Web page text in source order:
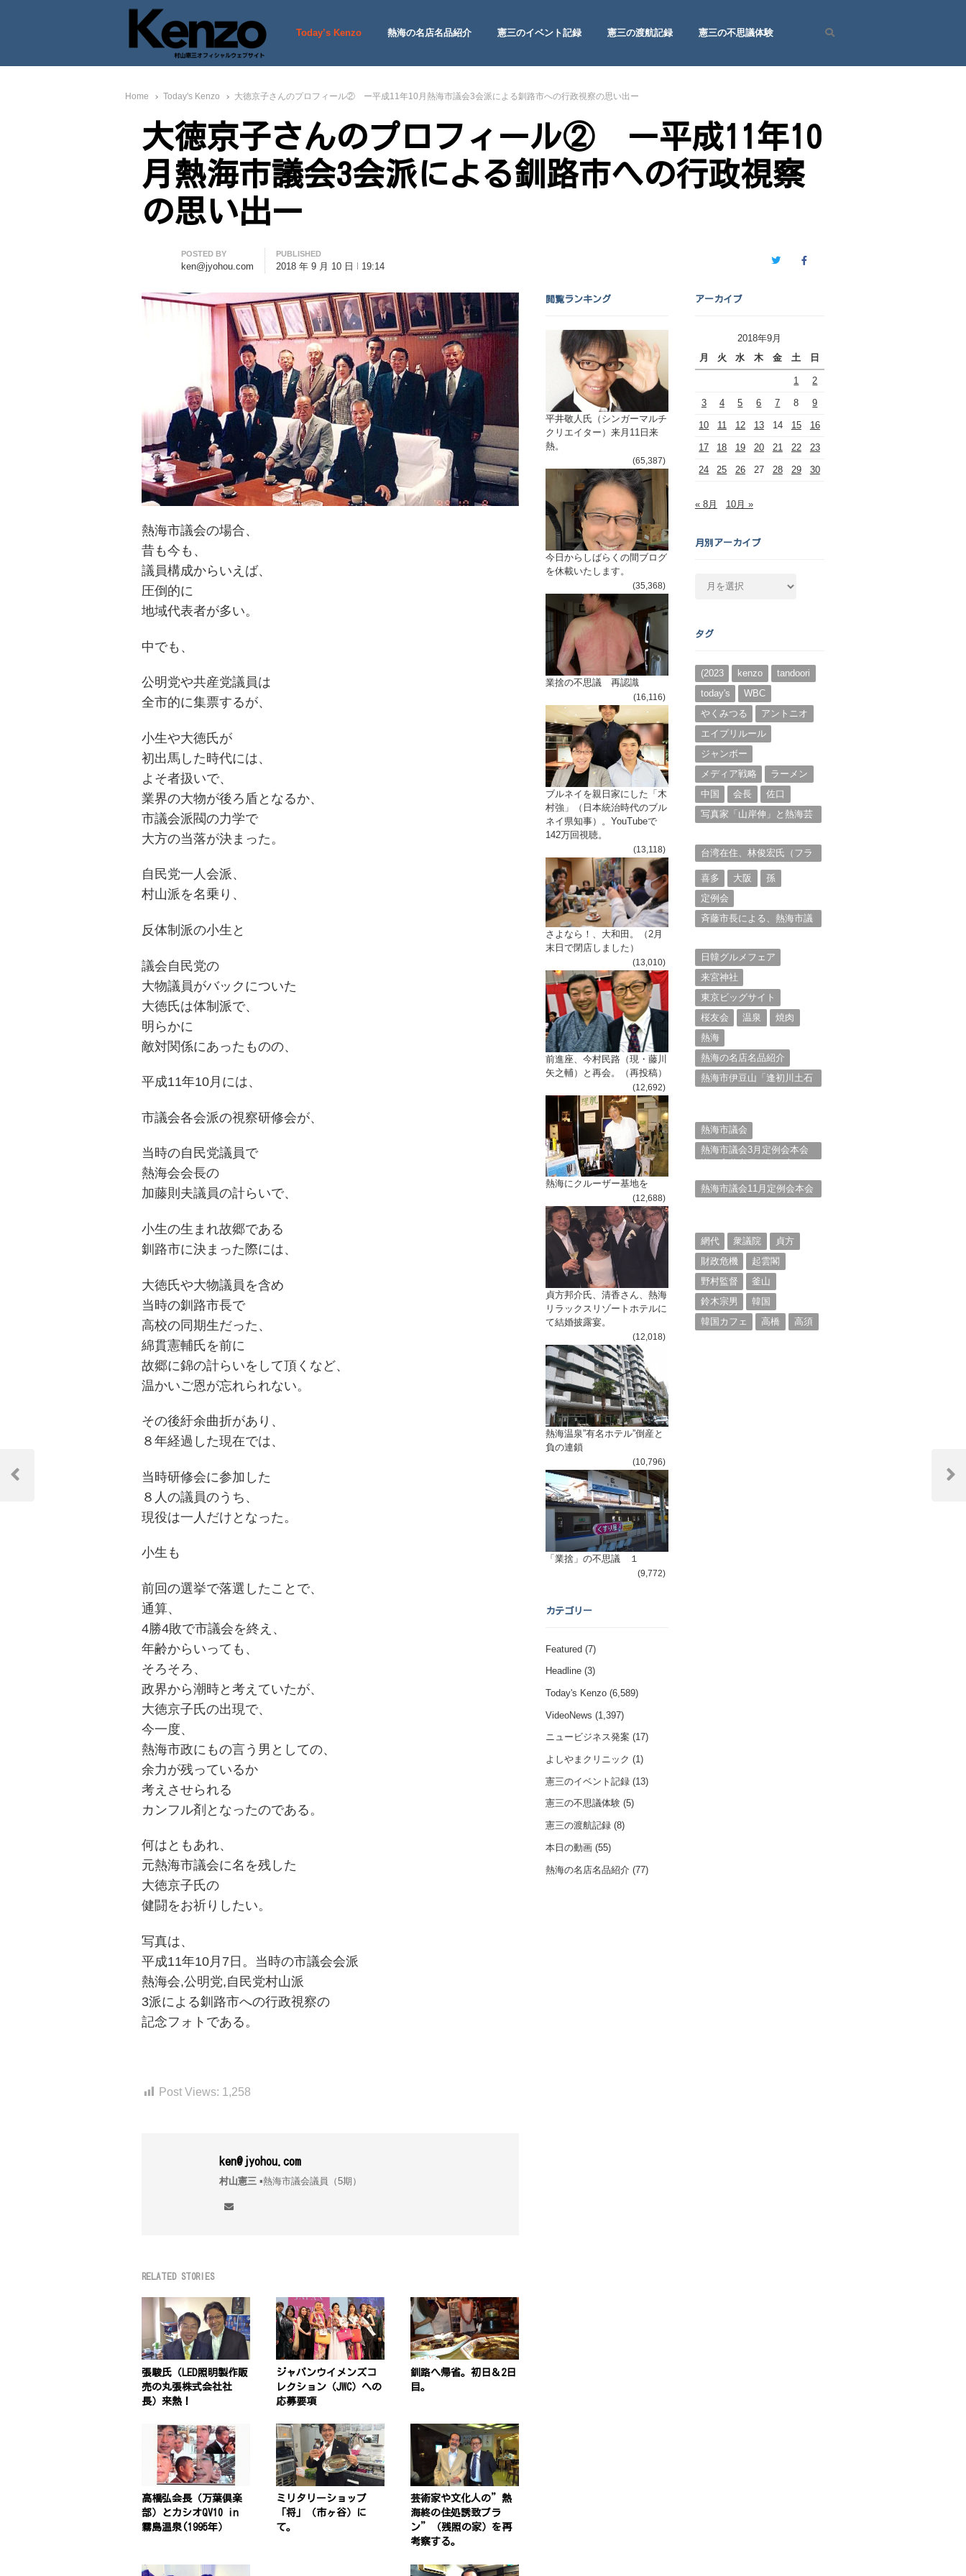
七転八起 – 村山憲三 Official Site
村山憲三ウェブサイト
Today’s Kenzo 熱海の名店名品紹介 憲三のイベント記録 憲三の渡航記録
憲三の不思議体験
Home Today's Kenzo 大徳京子さんのプロフィール② ー平成11年10月熱海市議会3会派による釧路市への行政視察の思い出ー
大徳京子さんのプロフィール② ー平成11年10
月熱海市議会3会派による釧路市への行政視察
の思い出ー
Author
POSTED BY
ken@jyohou.com
PUBLISHED
2018 年 9 月 10 日 19:14 TwitterFacebook
熱海市議会の場合、
昔も今も、
議員構成からいえば、
圧倒的に
地域代表者が多い。
中でも、
公明党や共産党議員は
全市的に集票するが、
小生や大徳氏が
初出馬した時代には、
よそ者扱いで、
業界の大物が後ろ盾となるか、
市議会派閥の力学で
大方の当落が決まった。
自民党一人会派、
村山派を名乗り、
反体制派の小生と
議会自民党の
大物議員がバックについた
大徳氏は体制派で、
明らかに
敵対関係にあったものの、
平成11年10月には、
市議会各会派の視察研修会が、
当時の自民党議員で
熱海会会長の
加藤則夫議員の計らいで、
小生の生まれ故郷である
釧路市に決まった際には、
大徳氏や大物議員を含め
当時の釧路市長で
高校の同期生だった、
綿貫憲輔氏を前に
故郷に錦の計らいをして頂くなど、
温かいご恩が忘れられない。
その後紆余曲折があり、
８年経過した現在では、
当時研修会に参加した
８人の議員のうち、
現役は一人だけとなった。
小生も
前回の選挙で落選したことで、
通算、
4勝4敗で市議会を終え、
年齢からいっても、
そろそろ、
政界から潮時と考えていたが、
大徳京子氏の出現で、
今一度、
熱海市政にもの言う男としての、
余力が残っているか
考えさせられる
カンフル剤となったのである。
何はともあれ、
元熱海市議会に名を残した
大徳京子氏の
健闘をお祈りしたい。
写真は、
平成11年10月7日。当時の市議会会派
熱海会,公明党,自民党村山派
3派による釧路市への行政視察の
記念フォトである。
Post Views: 1,258
ken@jyohou.com
村山憲三 ▪︎熱海市議会議員（5期）
RELATED STORIES
張駿氏（LED照明製作販
売の丸張株式会社社
長）来熱！
ジャパンウイメンズコ
レクション（JWC）への
応募要項
釧路へ帰省。初日＆2日
目。
高橋弘会長（万葉倶楽
部）とカシオQV10 in
霧島温泉(1995年）
ミリタリーショップ
「将」（市ヶ谷）に
て。
芸術家や文化人の”熱
海終の住処誘致プラ
ン”（残照の家）を再
考察する。
稿
Previous
Next
閲覧ランキング
平井敬人氏（シンガーマルチ
クリエイター）来月11日来
熱。
(65,387)
今日からしばらくの間ブログ
を休載いたします。
(35,368)
業捨の不思議 再認識
(16,116)
ブルネイを親日家にした「木
村強」（日本統治時代のブル
ネイ県知事）。YouTubeで
142万回視聴。
(13,118)
さよなら！、大和田。（2月
末日で閉店しました）
(13,010)
前進座、今村民路（現・藤川
矢之輔）と再会。（再投稿）
(12,692)
熱海にクルーザー基地を
(12,688)
貞方邦介氏、清香さん、熱海
リラックスリゾートホテルに
て結婚披露宴。
(12,018)
熱海温泉”有名ホテル”倒産と
負の連鎖
(10,796)
「業捨」の不思議 １
(9,772)
カテゴリー
Featured(7)
Headline(3)
Today's Kenzo(6,589)
VideoNews (1,397)
ニュービジネス発案 (17)
よしやまクリニック (1)
憲三のイベント記録(13)
憲三の不思議体験(5)
憲三の渡航記録(8)
本日の動画(55)
熱海の名店名品紹介(77)
アーカイブ
2018年9月
月
火 水 木 金 土 日
1 2
3 4 5 6 7 8 9
10 11 12 13 14 15 16
17 18 19 20 21 22 23
24 25 26 27 28 29 30
« 8月 10月 »
月別アーカイブ
カ
ブ
タグ
(2023 kenzo
tandoori
today's
WBC
やくみつる
アントニオ
エイプリルール
ジャンボー
メディア戦略
ラーメン
中国
会長
佐口
写真家「山岸伸」と熱海芸
台湾在住、林俊宏氏（フラ
喜多
大阪
孫
定例会
斉藤市長による、熱海市議
日韓グルメフェア
来宮神社
東京ビッグサイト
桜友会
温泉
焼肉
熱海
熱海の名店名品紹介
熱海市伊豆山「逢初川土石
熱海市議会
熱海市議会3月定例会本会
熱海市議会11月定例会本会
網代
衆議院
貞方
財政危機
起雲閣
野村監督
釜山
鈴木宗男
韓国
韓国カフェ
高橋 高須